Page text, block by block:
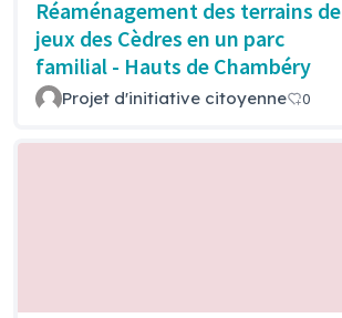
Réaménagement des terrains de
jeux des Cèdres en un parc
familial - Hauts de Chambéry
Projet d'initiative citoyenne 0